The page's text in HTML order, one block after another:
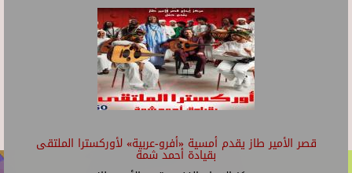
قصر الأمير طاز يقدم أمسية «أفرو-عربية» لأوركسترا الملتقى
بقيادة أحمد شمة